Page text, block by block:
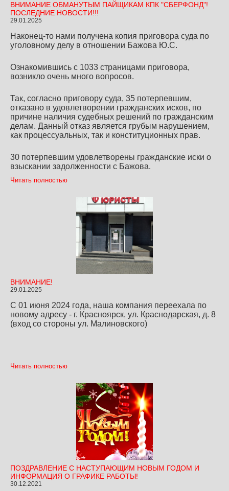
ВНИМАНИЕ ОБМАНУТЫМ ПАЙЩИКАМ КПК "СБЕРФОНД"!
ПОСЛЕДНИЕ НОВОСТИ!!!
29.01.2025
Наконец-то нами получена копия приговора суда по
уголовному делу в отношении Бажова Ю.С.
Ознакомившись с 1033 страницами приговора,
возникло очень много вопросов.
Так, согласно приговору суда, 35 потерпевшим,
отказано в удовлетворении гражданских исков, по
причине наличия судебных решений по гражданским
делам. Данный отказ является грубым нарушением,
как процессуальных, так и конституционных прав.
30 потерпевшим удовлетворены гражданские иски о
взыскании задолженности с Бажова.
Читать полностью
ВНИМАНИЕ!
29.01.2025
С 01 июня 2024 года, наша компания переехала по
новому адресу - г. Красноярск, ул. Краснодарская, д. 8
(вход со стороны ул. Малиновского)
Читать полностью
ПОЗДРАВЛЕНИЕ С НАСТУПАЮЩИМ НОВЫМ ГОДОМ И
ИНФОРМАЦИЯ О ГРАФИКЕ РАБОТЫ!
30.12.2021